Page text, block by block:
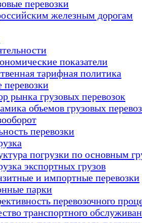
перевозки
железным дорогам
показатели
тарифная политика
перевозки
рынка грузовых перевозок
объемов грузовых
перевозки
погрузки по основным
экспортных грузов
и импортные перевозки
парки
перевозочного
транспортного